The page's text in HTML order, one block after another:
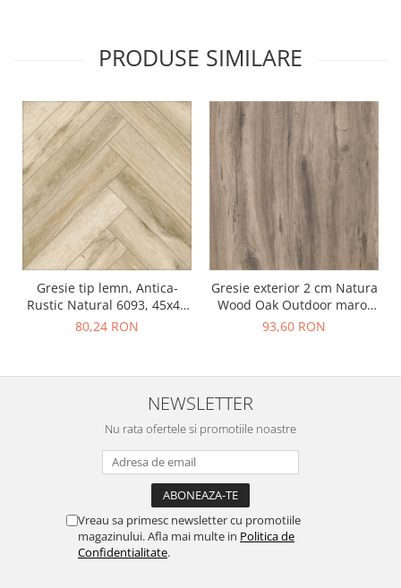
PRODUSE SIMILARE
Gresie tip lemn, Antica-
Rustic Natural 6093, 45x45
cm, portelanata, bej, finisaj
80,24 RON
Gresie exterior 2 cm Natura
Wood Oak Outdoor maro,
0.73mp/cut
93,60 RON
NEWSLETTER
Nu rata ofertele si promotiile noastre
Vreau sa primesc newsletter cu promotiile
magazinului. Afla mai multe in Politica de
Confidentialitate.